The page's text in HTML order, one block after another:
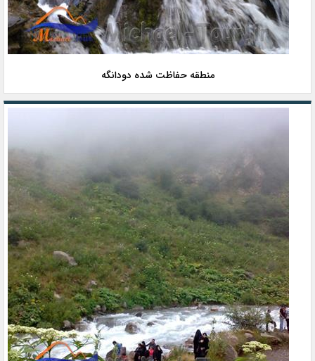
منطقه حفاظت شده دودانگه